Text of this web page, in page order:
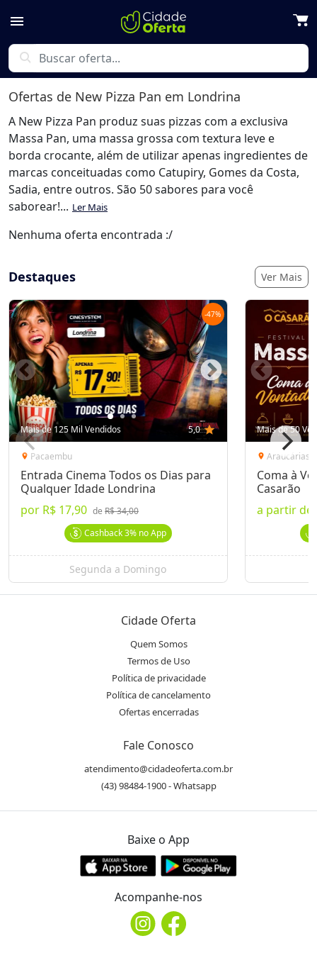
menu
search
Ofertas de New Pizza Pan em Londrina
A New Pizza Pan produz suas pizzas com a exclusiva
Massa Pan, uma massa grossa com textura leve e
borda crocante, além de utilizar apenas ingredientes de
marcas conceituadas como Catupiry, Gomes da Costa,
Sadia, entre outros. São 50 sabores para você
saborear!... Ler Mais
Nenhuma oferta encontrada :/
Destaques Ver Mais
-47%
Mais de 125 Mil Vendidos 5,0 star
location_on Pacaembu
Entrada Cinema Todos os Dias para
Qualquer Idade Londrina
por R$ 17,90 deR$ 34,00
Cashback3%no App
Segunda a Domingo
Mais de 50
location_on Araucárias
Coma à
Casarão
a partir de
Cidade Oferta
Quem Somos
Termos de Uso
Política de privacidade
Política de cancelamento
Ofertas encerradas
Fale Conosco
atendimento@cidadeoferta.com.br
(43) 98484-1900 - Whatsapp
Baixe o App
Acompanhe-nos